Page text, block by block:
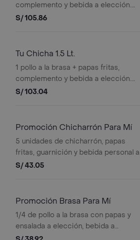
complemento y bebida a elección.
Incluye salsas:ají, mayonesa, vinagreta.
S/ 105.86
Tu Chicha 1.5 Lt.
1 pollo a la brasa + papas fritas,
complemento y bebida a elección.
Incluye salsas
S/ 103.04
Promoción Chicharrón Para Mí
5 unidades de chicharrón, papas
fritas, guarnición y bebida personal a
elección.
S/ 43.05
Promoción Brasa Para Mí
1/4 de pollo a la brasa con papas y
ensalada a elección, bebida a
elección de 500 ml